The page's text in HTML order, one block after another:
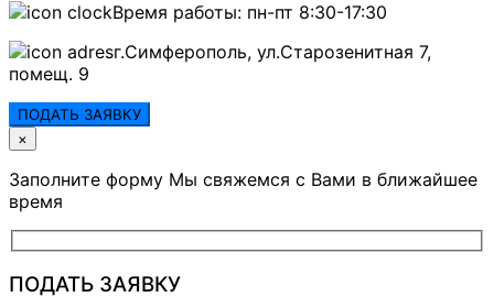
Время работы: пн-пт 8:30-17:30
г.Симферополь, ул.Старозенитная 7,
помещ. 9
ПОДАТЬ ЗАЯВКУ
×
Заполните форму Мы свяжемся с Вами в ближайшее
время
ПОДАТЬ ЗАЯВКУ